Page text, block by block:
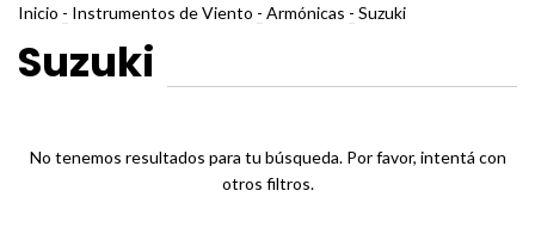
Inicio - Instrumentos de Viento - Armónicas - Suzuki
Suzuki
No tenemos resultados para tu búsqueda. Por favor, intentá con
otros filtros.